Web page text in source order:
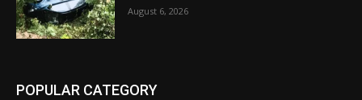
August 6, 2026
POPULAR CATEGORY